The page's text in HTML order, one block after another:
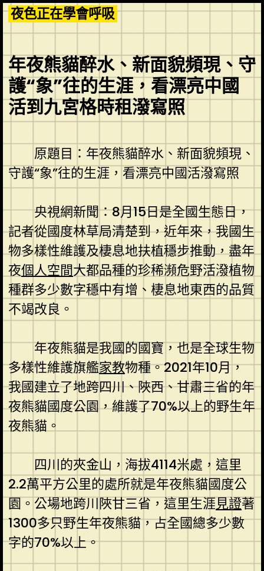
Skip
to
content
夜色正在學會呼吸
年夜熊貓醉水、新面貌頻現、守
護“象”往的生涯，看漂亮中國
活到九宮格時租潑寫照
原題目：年夜熊貓醉水、新面貌頻現、
守護“象”往的生涯，看漂亮中國活潑寫照
央視網新聞：8月15日是全國生態日，
記者從國度林草局清楚到，近年來，我國生
物多樣性維護及棲息地扶植穩步推動，盡年
夜個人空間大都品種的珍稀瀕危野活潑植物
種群多少數字穩中有增、棲息地東西的品質
不竭改良。
年夜熊貓是我國的國寶，也是全球生物
多樣性維護旗艦家教物種。2021年10月，
我國建立了地跨四川、陜西、甘肅三省的年
夜熊貓國度公園，維護了70%以上的野生年
夜熊貓。
四川的夾金山，海拔4114米處，這里
2.2萬平方公里的處所就是年夜熊貓國度公
園。公場地跨川陜甘三省，這里生涯見證著
1300多只野生年夜熊貓，占全國總多少數
字的70%以上。